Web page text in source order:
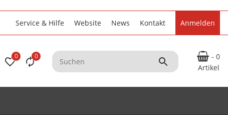
Service & Hilfe
Website News Kontakt Anmelden
0 0
- 0
Artikel